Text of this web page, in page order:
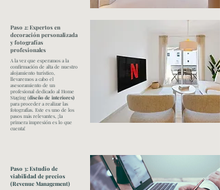
Paso 2: Expertos en
decoración personalizada
y fotografías
profesionales
A la vez que esperamos a la
confirmación de alta de nuestro
alojamiento turístico,
llevaremos a cabo el
asesoramiento de un
profesional dedicado al Home
Staging (diseño de interiores)
para proceder a realizar las
fotografías. Este es uno de los
pasos más relevantes, ¡la
primera impresión es lo que
cuenta!
Paso 3: Estudio de
viabilidad de precios
(Revenue Management)